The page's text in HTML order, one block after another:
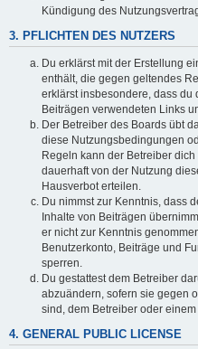
Kündigung des
3. PFLICHTEN DES NUTZERS
Du erklärst mit der Erstellung
enthält, die gegen geltendes
erklärst insbesondere, dass du
Beiträgen verwendeten Links
Der Betreiber des Boards übt
diese Nutzungsbedingungen
Regeln kann der Betreiber
dauerhaft von der Nutzung
Hausverbot erteilen.
Du nimmst zur Kenntnis, dass
Inhalte von Beiträgen
er nicht zur Kenntnis
Benutzerkonto, Beiträge und
sperren.
Du gestattest dem Betreiber
abzuändern, sofern sie gegen
sind, dem Betreiber oder
4. GENERAL PUBLIC LICENSE